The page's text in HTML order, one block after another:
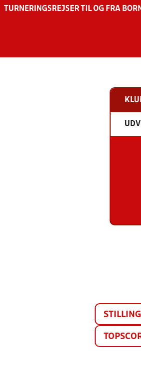
TURNERINGSREJSER TIL OG FRA
STILLING